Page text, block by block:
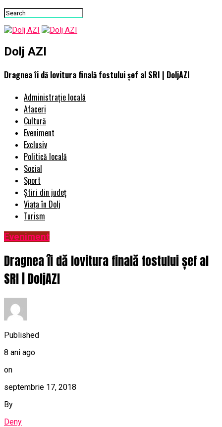
Dolj AZI
Dragnea îi dă lovitura finală fostului șef al SRI | DoljAZI
Administrație locală
Afaceri
Cultură
Eveniment
Exclusiv
Politică locală
Social
Sport
Știri din județ
Viața în Dolj
Turism
Eveniment
Dragnea îi dă lovitura finală fostului șef al
SRI | DoljAZI
Published
8 ani ago
on
septembrie 17, 2018
By
Deny